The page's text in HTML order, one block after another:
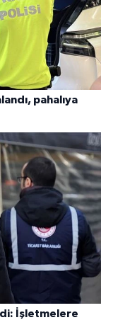
pahalıya
İşletmelere